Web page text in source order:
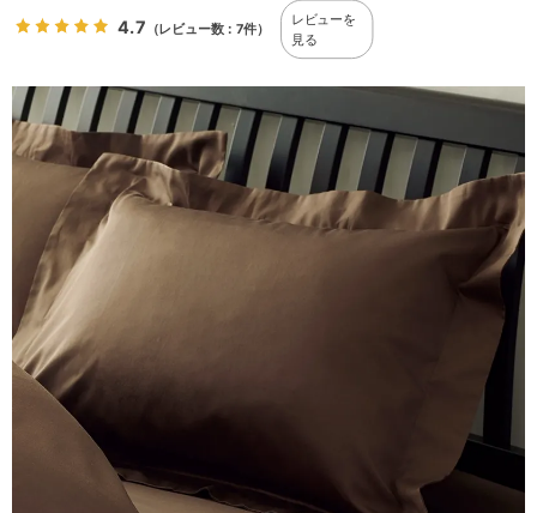
4.7 （レビュー数：7件）
レビューを
見る